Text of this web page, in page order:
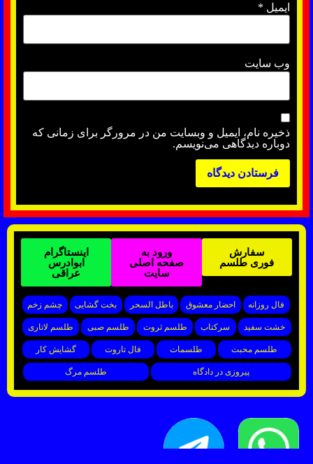
ایمیل *
وب‌ سایت
ذخیره نام، ایمیل و وبسایت من در مرورگر برای زمانی که
دوباره دیدگاهی می‌نویسم.
سفارش
فوری طلسم
ورود به
صفحه اصلی
سایت
اینستاگرام
ابوادرس
عراقی
فال روزانه احضار معشوق باطل السحر بخت گشایی چشم زخم
خشت سفید سرکتاب طلسم ثروت طلسم صبی طلسم لاتاری
طلسم محبت طلسمات فال تاروت گشایش کار
پیروزی در دادگاه طلسم مرگ